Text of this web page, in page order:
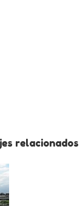
relacionados